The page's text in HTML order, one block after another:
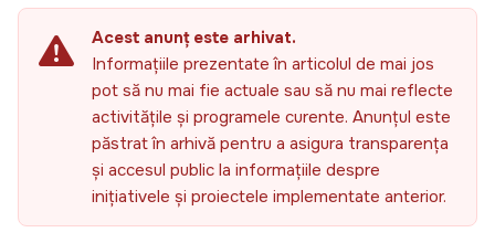
Acest anunț este arhivat.
Informațiile prezentate în articolul de mai jos
pot să nu mai fie actuale sau să nu mai reflecte
activitățile și programele curente. Anunțul este
păstrat în arhivă pentru a asigura transparența
și accesul public la informațiile despre
inițiativele și proiectele implementate anterior.